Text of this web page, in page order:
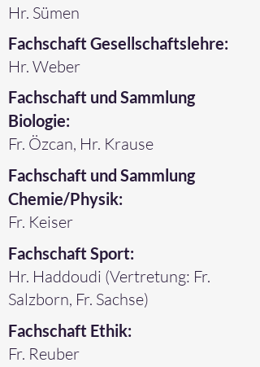
Hr. Sümen
Fachschaft Gesellschaftslehre:
Hr. Weber
Fachschaft und Sammlung
Biologie:
Fr. Özcan, Hr. Krause
Fachschaft und Sammlung
Chemie/Physik:
Fr. Keiser
Fachschaft Sport:
Hr. Haddoudi (Vertretung: Fr.
Salzborn, Fr. Sachse)
Fachschaft Ethik:
Fr. Reuber